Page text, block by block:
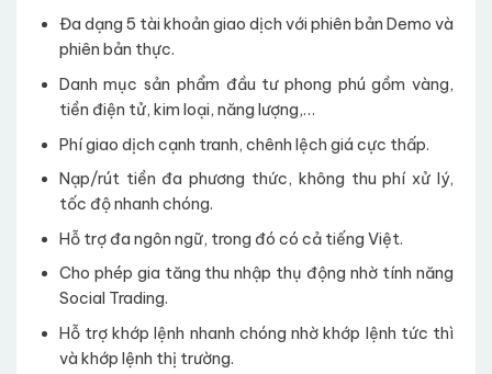
Đa dạng 5 tài khoản giao dịch với phiên bản Demo và
phiên bản thực.
Danh mục sản phẩm đầu tư phong phú gồm vàng,
tiền điện tử, kim loại, năng lượng,…
Phí giao dịch cạnh tranh, chênh lệch giá cực thấp.
Nạp/rút tiền đa phương thức, không thu phí xử lý,
tốc độ nhanh chóng.
Hỗ trợ đa ngôn ngữ, trong đó có cả tiếng Việt.
Cho phép gia tăng thu nhập thụ động nhờ tính năng
Social Trading.
Hỗ trợ khớp lệnh nhanh chóng nhờ khớp lệnh tức thì
và khớp lệnh thị trường.